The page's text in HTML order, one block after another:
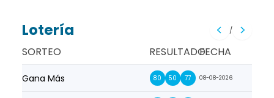
Lotería /
SORTEO RESULTADOFECHA
Gana Más 80 50 77 08-08-2026